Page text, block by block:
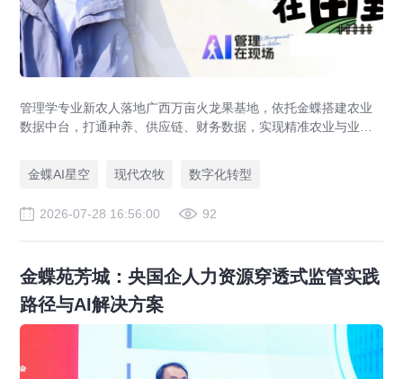
管理学专业新农人落地广西万亩火龙果基地，依托金蝶搭建农业
数据中台，打通种养、供应链、财务数据，实现精准农业与业财
金蝶AI星空
现代农牧 数字化转型
2026-07-28 16:56:00 92
金蝶苑芳城：央国企人力资源穿透式监管实践
路径与AI解决方案